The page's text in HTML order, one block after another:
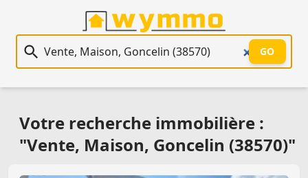
Recherche immobilière
GO
Votre recherche immobilière :
"Vente, Maison, Goncelin (38570)"